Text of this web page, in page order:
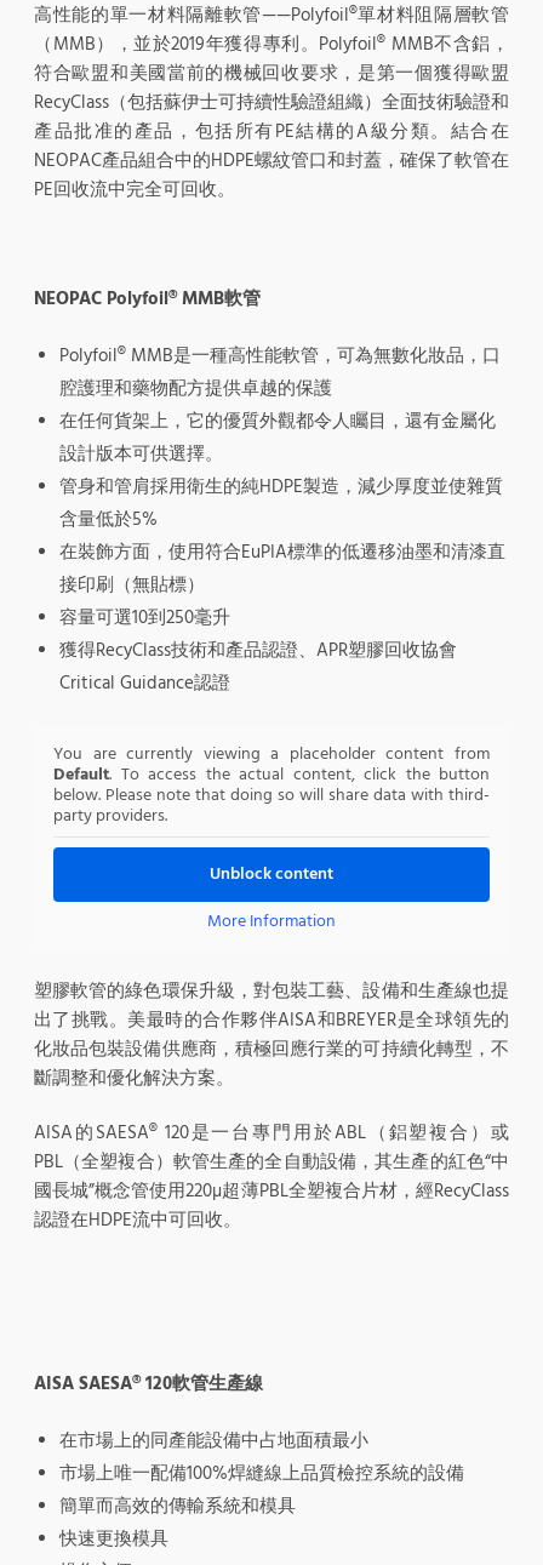
高性能的單一材料隔離軟管——Polyfoil®單材料阻隔層軟管
（MMB），並於2019年獲得專利。Polyfoil® MMB不含鋁，
符合歐盟和美國當前的機械回收要求，是第一個獲得歐盟
RecyClass（包括蘇伊士可持續性驗證組織）全面技術驗證和
產品批准的產品，包括所有PE結構的A級分類。結合在
NEOPAC產品組合中的HDPE螺紋管口和封蓋，確保了軟管在
PE回收流中完全可回收。
NEOPAC Polyfoil® MMB軟管
Polyfoil® MMB是一種高性能軟管，可為無數化妝品，口
腔護理和藥物配方提供卓越的保護
在任何貨架上，它的優質外觀都令人矚目，還有金屬化
設計版本可供選擇。
管身和管肩採用衛生的純HDPE製造，減少厚度並使雜質
含量低於5%
在裝飾方面，使用符合EuPIA標準的低遷移油墨和清漆直
接印刷（無貼標）
容量可選10到250毫升
獲得RecyClass技術和產品認證、APR塑膠回收協會
Critical Guidance認證
You are currently viewing a placeholder content from
Default. To access the actual content, click the button
below. Please note that doing so will share data with third-
party providers.
Unblock content
More Information
塑膠軟管的綠色環保升級，對包裝工藝、設備和生產線也提
出了挑戰。美最時的合作夥伴AISA和BREYER是全球領先的
化妝品包裝設備供應商，積極回應行業的可持續化轉型，不
斷調整和優化解決方案。
AISA的SAESA® 120是一台專門用於ABL（鋁塑複合）或
PBL（全塑複合）軟管生產的全自動設備，其生產的紅色“中
國長城”概念管使用220µ超薄PBL全塑複合片材，經RecyClass
認證在HDPE流中可回收。
AISA SAESA® 120軟管生產線
在市場上的同產能設備中占地面積最小
市場上唯一配備100%焊縫線上品質檢控系統的設備
簡單而高效的傳輸系統和模具
快速更換模具